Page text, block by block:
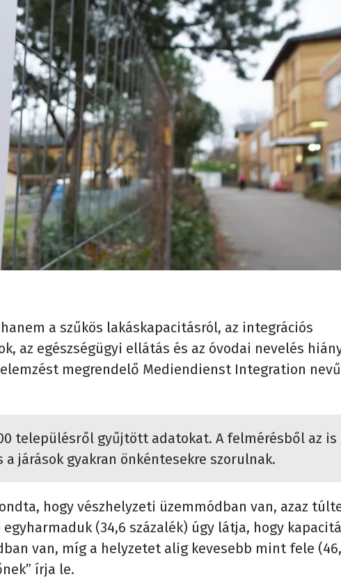
a szűkös lakáskapacitásról, az integrációs
az egészségügyi ellátás és az óvodai nevelés
megrendelő Mediendienst Integration nevű
településről gyűjtött adatokat. A felmérésből az is
járások gyakran önkéntesekre szorulnak.
hogy vészhelyzeti üzemmódban van, azaz
(34,6 százalék) úgy látja, hogy
van, míg a helyzetet alig kevesebb mint fele
írja le.